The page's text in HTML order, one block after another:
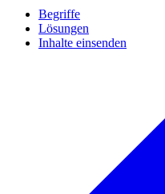
Begriffe
Lösungen
Inhalte einsenden